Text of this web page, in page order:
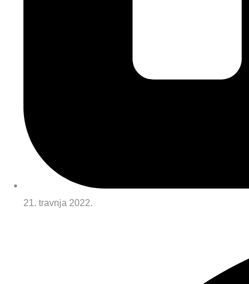
21. travnja 2022.